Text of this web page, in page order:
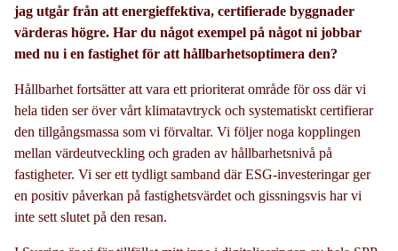
jag utgår från att energieffektiva, certifierade byggnader
värderas högre. Har du något exempel på något ni jobbar
med nu i en fastighet för att hållbarhetsoptimera den?
Hållbarhet fortsätter att vara ett prioriterat område för oss där vi
hela tiden ser över vårt klimatavtryck och systematiskt certifierar
den tillgångsmassa som vi förvaltar. Vi följer noga kopplingen
mellan värdeutveckling och graden av hållbarhetsnivå på
fastigheter. Vi ser ett tydligt samband där ESG-investeringar ger
en positiv påverkan på fastighetsvärdet och gissningsvis har vi
inte sett slutet på den resan.